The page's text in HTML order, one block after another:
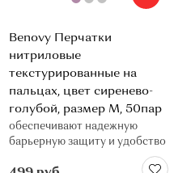
Benovy Перчатки
нитриловые
текстурированные на
пальцах, цвет сиренево-
голубой, размер М, 50пар
обеспечивают надежную
барьерную защиту и удобство